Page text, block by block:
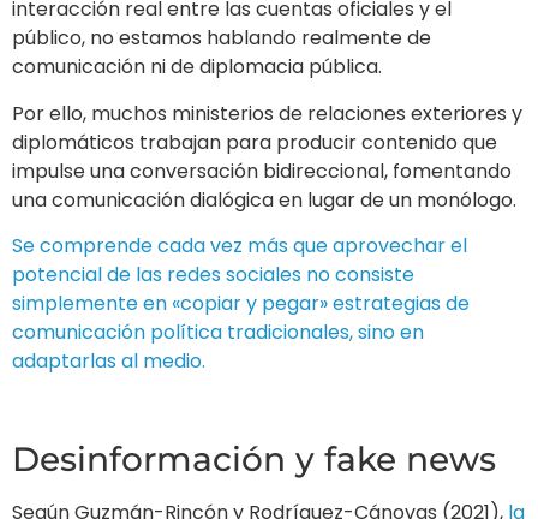
comunicación política tradicionales, sino en
adaptarlas al medio.
Desinformación y fake news
Según Guzmán-Rincón y Rodríguez-Cánovas (2021),la
masividad y el alto acceso a plataformas sociales,
sino que también puede formar parte de una
estrategia diplomática diseñada para alterar la
percepción de un público objetivo.
maximizar el impacto de sus mensajes, creando
cuentas en redes sociales que atraen a una gran
cantidad de usuarios mediante distintos métodos.